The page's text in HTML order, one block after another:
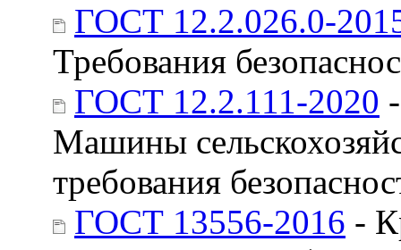
ГОСТ 12.2.026.0-
Требования
ГОСТ 12.2.111-2020
Машины
требования
ГОСТ 13556-2016 -